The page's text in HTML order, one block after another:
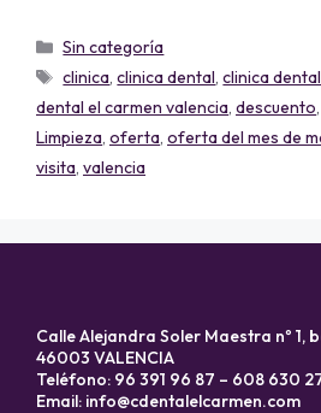
Sin categoría
clinica,clinica dental,clinica
dental el carmen valencia, descuento,
Limpieza, oferta, oferta del mes de
visita, valencia
Calle Alejandra Soler Maestra nº 1,
46003 VALENCIA
Teléfono: 96 391 96 87 – 608 630
Email: info@cdentalelcarmen.com